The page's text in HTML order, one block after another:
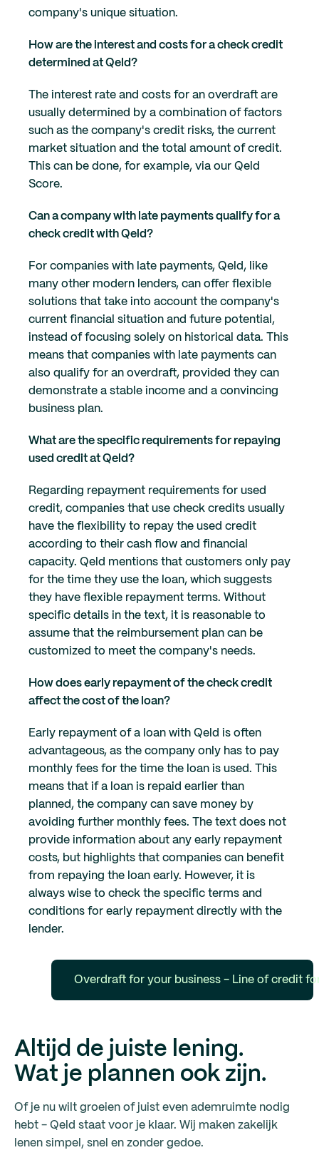
company's unique situation.
How are the interest and costs for a check credit
determined at Qeld?
The interest rate and costs for an overdraft are
usually determined by a combination of factors
such as the company's credit risks, the current
market situation and the total amount of credit.
This can be done, for example, via our Qeld
Score.
Can a company with late payments qualify for a
check credit with Qeld?
For companies with late payments, Qeld, like
many other modern lenders, can offer flexible
solutions that take into account the company's
current financial situation and future potential,
instead of focusing solely on historical data. This
means that companies with late payments can
also qualify for an overdraft, provided they can
demonstrate a stable income and a convincing
business plan.
What are the specific requirements for repaying
used credit at Qeld?
Regarding repayment requirements for used
credit, companies that use check credits usually
have the flexibility to repay the used credit
according to their cash flow and financial
capacity. Qeld mentions that customers only pay
for the time they use the loan, which suggests
they have flexible repayment terms. Without
specific details in the text, it is reasonable to
assume that the reimbursement plan can be
customized to meet the company's needs.
How does early repayment of the check credit
affect the cost of the loan?
Early repayment of a loan with Qeld is often
advantageous, as the company only has to pay
monthly fees for the time the loan is used. This
means that if a loan is repaid earlier than
planned, the company can save money by
avoiding further monthly fees. The text does not
provide information about any early repayment
costs, but highlights that companies can benefit
from repaying the loan early. However, it is
always wise to check the specific terms and
conditions for early repayment directly with the
lender.
Overdraft for your business - Line of credit
Altijd de juiste lening.
Wat je plannen ook zijn.
Of je nu wilt groeien of juist even ademruimte nodig
hebt - Qeld staat voor je klaar. Wij maken zakelijk
lenen simpel, snel en zonder gedoe.